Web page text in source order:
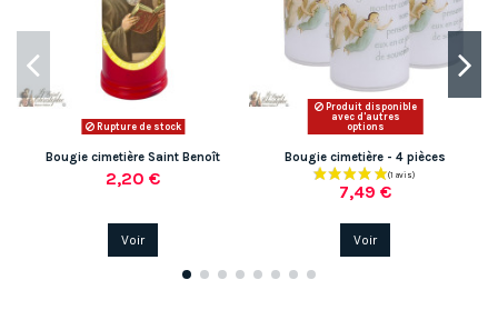
Rupture de stock
Bougie cimetière Saint Benoît
2,20 €
Voir
Produit disponible
avec d'autres
options
Bougie cimetière - 4 pièces
7,49 €
Voir